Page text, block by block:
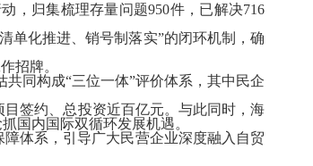
，归集梳理存量问题950件，已解决716
化推进、销号制落实”的闭环机制，确
招牌。
同构成“三位一体”评价体系，其中民企
目签约、总投资近百亿元。与此同时，海
国内国际双循环发展机遇。
体系，引导广大民营企业深度融入自贸